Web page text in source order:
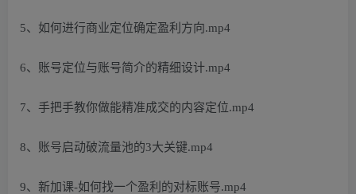
5、如何进行商业定位确定盈利方向.mp4
6、账号定位与账号简介的精细设计.mp4
7、手把手教你做能精准成交的内容定位.mp4
8、账号启动破流量池的3大关键.mp4
9、新加课-如何找一个盈利的对标账号.mp4